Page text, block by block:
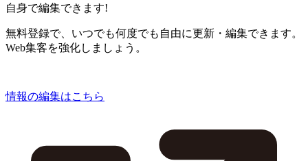
自身で編集できます!
無料登録で、いつでも何度でも自由に更新・編集できます。
Web集客を強化しましょう。
情報の編集はこちら